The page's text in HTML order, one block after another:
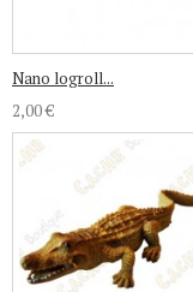
Nano logroll...
2,00 €